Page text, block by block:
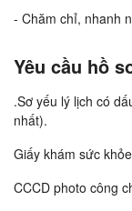
- Chăm chỉ, nhanh
Yêu cầu hồ
.Sơ yếu lý lịch có
nhất).
Giấy khám sức
CCCD photo công